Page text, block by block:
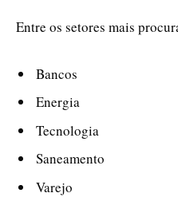
Entre os setores mais
Bancos
Energia
Tecnologia
Saneamento
Varejo